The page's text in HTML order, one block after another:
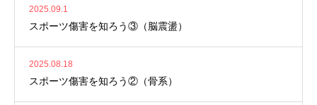
2025.09.1
スポーツ傷害を知ろう③（脳震盪）
2025.08.18
スポーツ傷害を知ろう②（骨系）